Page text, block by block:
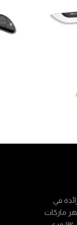
في عام 1991 م رائدة في
ماركات